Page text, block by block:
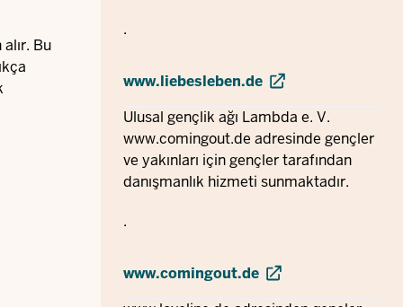
Bu
.
www.liebesleben.de
Ulusal gençlik ağı Lambda e. V.
www.comingout.de adresinde gençler
ve yakınları için gençler tarafından
danışmanlık hizmeti sunmaktadır.
.
www.comingout.de